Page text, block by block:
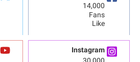
14,000
Fans
Like
Instagram